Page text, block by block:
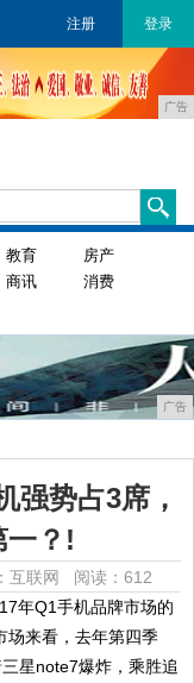
注册 登录
广告
教育
房产
商讯
消费
广告
强势占3席，
一？!
互联网 阅读：612
年Q1手机品牌市场的
场来看，去年第四季
星note7爆炸，乘胜追